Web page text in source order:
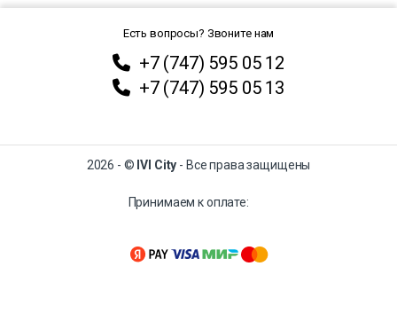
Есть вопросы? Звоните нам
+7 (747) 595 05 12
+7 (747) 595 05 13
2026 - © IVI City - Все права защищены
Принимаем к оплате: